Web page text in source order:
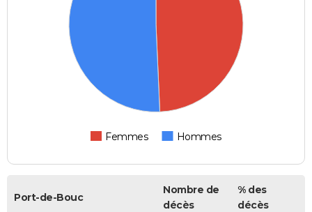
Femmes Hommes
Port-de-Bouc
Nombre de
décès
% des
décès